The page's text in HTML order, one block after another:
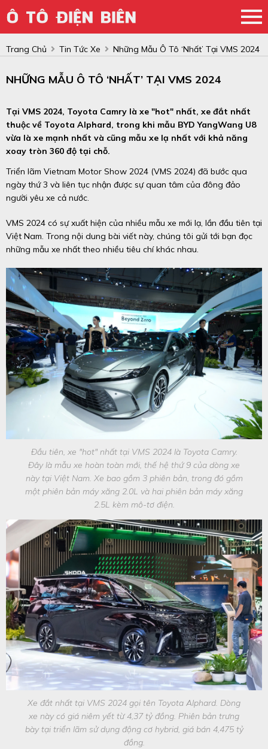
Trang Chủ Tin Tức Xe Những Mẫu Ô Tô ‘nhất’ Tại VMS 2024
NHỮNG MẪU Ô TÔ ‘NHẤT’ TẠI VMS 2024
Tại VMS 2024, Toyota Camry là xe "hot" nhất, xe đắt nhất
thuộc về Toyota Alphard, trong khi mẫu BYD YangWang U8
vừa là xe mạnh nhất và cũng mẫu xe lạ nhất với khả năng
xoay tròn 360 độ tại chỗ.
Triển lãm Vietnam Motor Show 2024 (VMS 2024) đã bước qua
ngày thứ 3 và liên tục nhận được sự quan tâm của đông đảo
người yêu xe cả nước.
VMS 2024 có sự xuất hiện của nhiều mẫu xe mới lạ, lần đầu tiên tại
Việt Nam. Trong nội dung bài viết này, chúng tôi gửi tới bạn đọc
những mẫu xe nhất theo nhiều tiêu chí khác nhau.
Đầu tiên, xe "hot" nhất tại VMS 2024 là Toyota Camry.
Đây là mẫu xe hoàn toàn mới, thế hệ thứ 9 của dòng xe
này tại Việt Nam. Xe bao gồm 3 phiên bản, trong đó gồm
một phiên bản máy xăng 2.0L và hai phiên bản máy xăng
2.5L kèm mô-tơ điện.
Xe đắt nhất tại VMS 2024 gọi tên Toyota Alphard. Dòng
xe này có giá niêm yết từ 4,37 tỷ đồng. Phiên bản trưng
bày tại triển lãm sử dụng động cơ hybrid, giá bán 4,475 tỷ
đồng.